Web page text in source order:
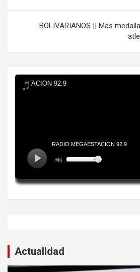
entradas
BOLIVARIANOS || Más
Actualidad